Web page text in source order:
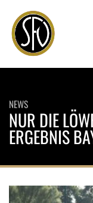
NEWS
NUR DIE
RGEBNIS